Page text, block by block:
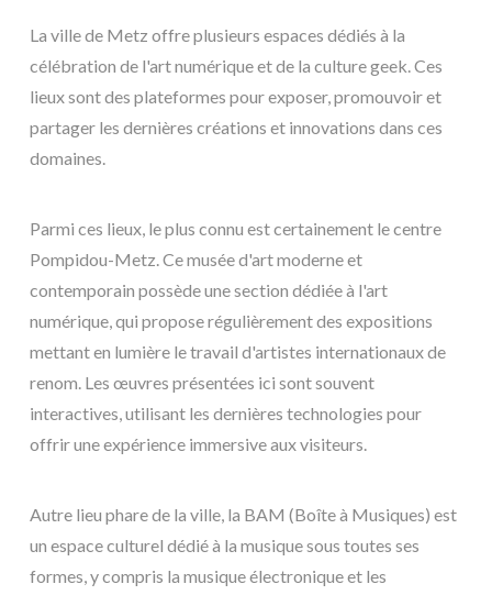
La ville de Metz offre plusieurs espaces dédiés à la
célébration de l'art numérique et de la culture geek. Ces
lieux sont des plateformes pour exposer, promouvoir et
partager les dernières créations et innovations dans ces
domaines.
Parmi ces lieux, le plus connu est certainement le centre
Pompidou-Metz. Ce musée d'art moderne et
contemporain possède une section dédiée à l'art
numérique, qui propose régulièrement des expositions
mettant en lumière le travail d'artistes internationaux de
renom. Les œuvres présentées ici sont souvent
interactives, utilisant les dernières technologies pour
offrir une expérience immersive aux visiteurs.
Autre lieu phare de la ville, la BAM (Boîte à Musiques) est
un espace culturel dédié à la musique sous toutes ses
formes, y compris la musique électronique et les